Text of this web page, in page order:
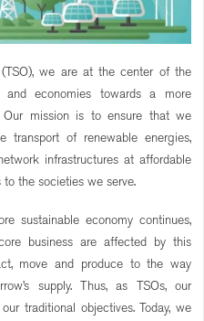
we are at the center of the
economies towards a more
Our mission is to ensure that we
transport of renewable energies,
infrastructures at affordable
the societies we serve.
sustainable economy continues,
business are affected by this
move and produce to the way
supply. Thus, as TSOs, our
traditional objectives. Today, we